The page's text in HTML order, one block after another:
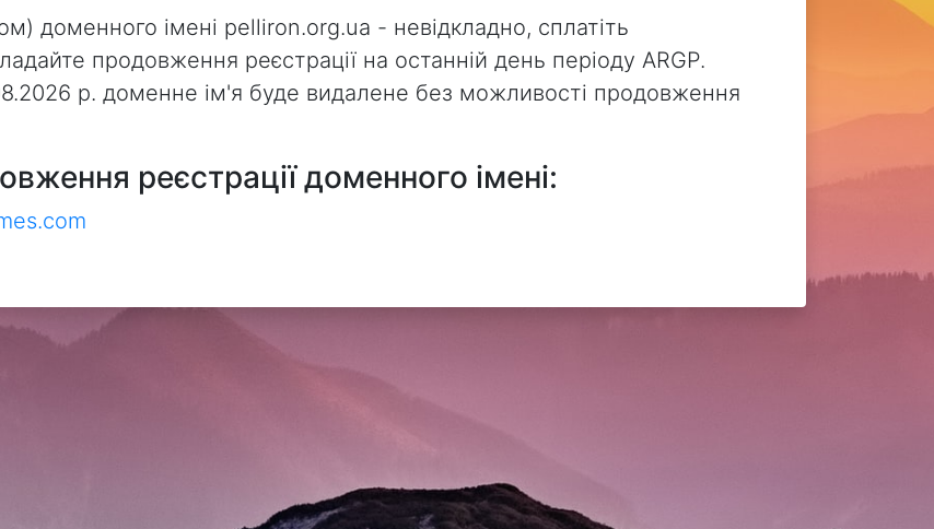
доменного імені pelliron.org.ua - невідкладно, сплатіть
продовження реєстрації на останній день періоду ARGP.
р. доменне ім'я буде видалене без можливості продовження
реєстрації доменного імені: